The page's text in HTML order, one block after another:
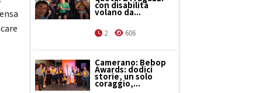
con disabilità
volano da...
2 606
Camerano: Bebop
Awards: dodici
storie, un solo
coraggio,...